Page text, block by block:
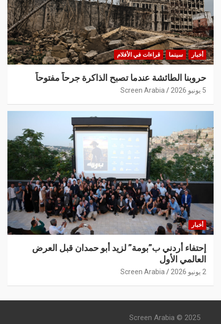
أخبار سينما قراءات في الأفلام
حروبنا الطائشة عندما تصبح الذاكرة جرحاً مفتوحاً
5 يونيو 2026 Screen Arabia
أخبار
إحتفاء أردني ب”بومة” لزيد أبو حمدان قبل العرض
العالمي الأول
2 يونيو 2026 Screen Arabia
Screen Arabia © 2025